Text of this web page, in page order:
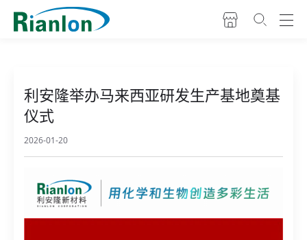
利安隆举办马来西亚研发生产基地奠基
仪式
2026-01-20